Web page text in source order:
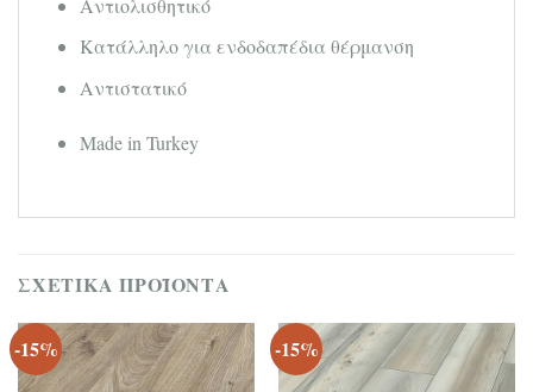
Κατάλληλο για ενδοδαπέδια θέρμανση
Αντιστατικό
Made in Turkey
ΣΧΕΤΙΚΆ ΠΡΟΪΌΝΤΑ
-15% -15%